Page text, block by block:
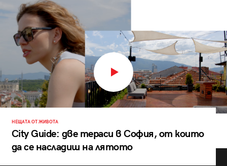
НЕЩАТА ОТ ЖИВОТА
City Guide: две тераси в София, от които
да се насладиш на лятото